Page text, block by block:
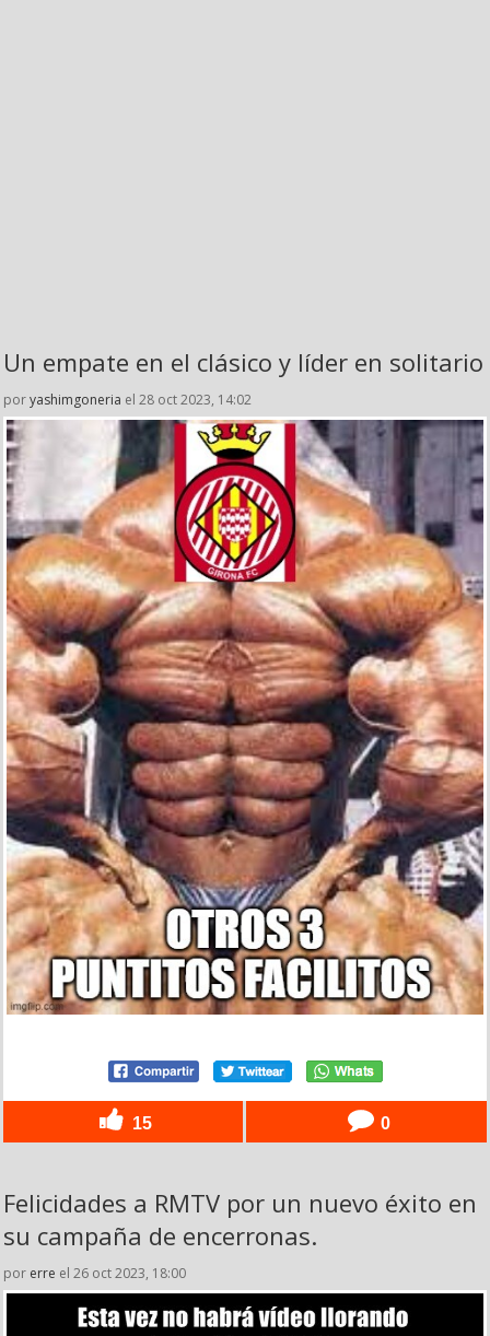
Un empate en el clásico y líder en solitario
poryashimgoneria el 28 oct 2023, 14:02
15 0
Felicidades a RMTV por un nuevo éxito en
su campaña de encerronas.
por erre el 26 oct 2023, 18:00